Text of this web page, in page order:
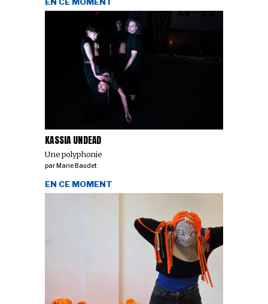
KASSIA UNDEAD
Une polyphonie
par Marie Baudet
EN CE MOMENT